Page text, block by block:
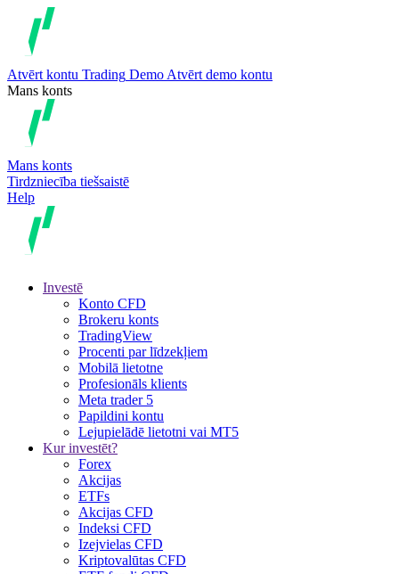
Atvērt kontu Trading Demo Atvērt demo kontu
Mans konts
Mans konts
Tirdzniecība tiešsaistē
Help
Investē
Konto CFD
Brokeru konts
TradingView
Procenti par līdzekļiem
Mobilā lietotne
Profesionāls klients
Meta trader 5
Papildini kontu
Lejupielādē lietotni vai MT5
Kur investēt?
Forex
Akcijas
ETFs
Akcijas CFD
Indeksi CFD
Izejvielas CFD
Kriptovalūtas CFD